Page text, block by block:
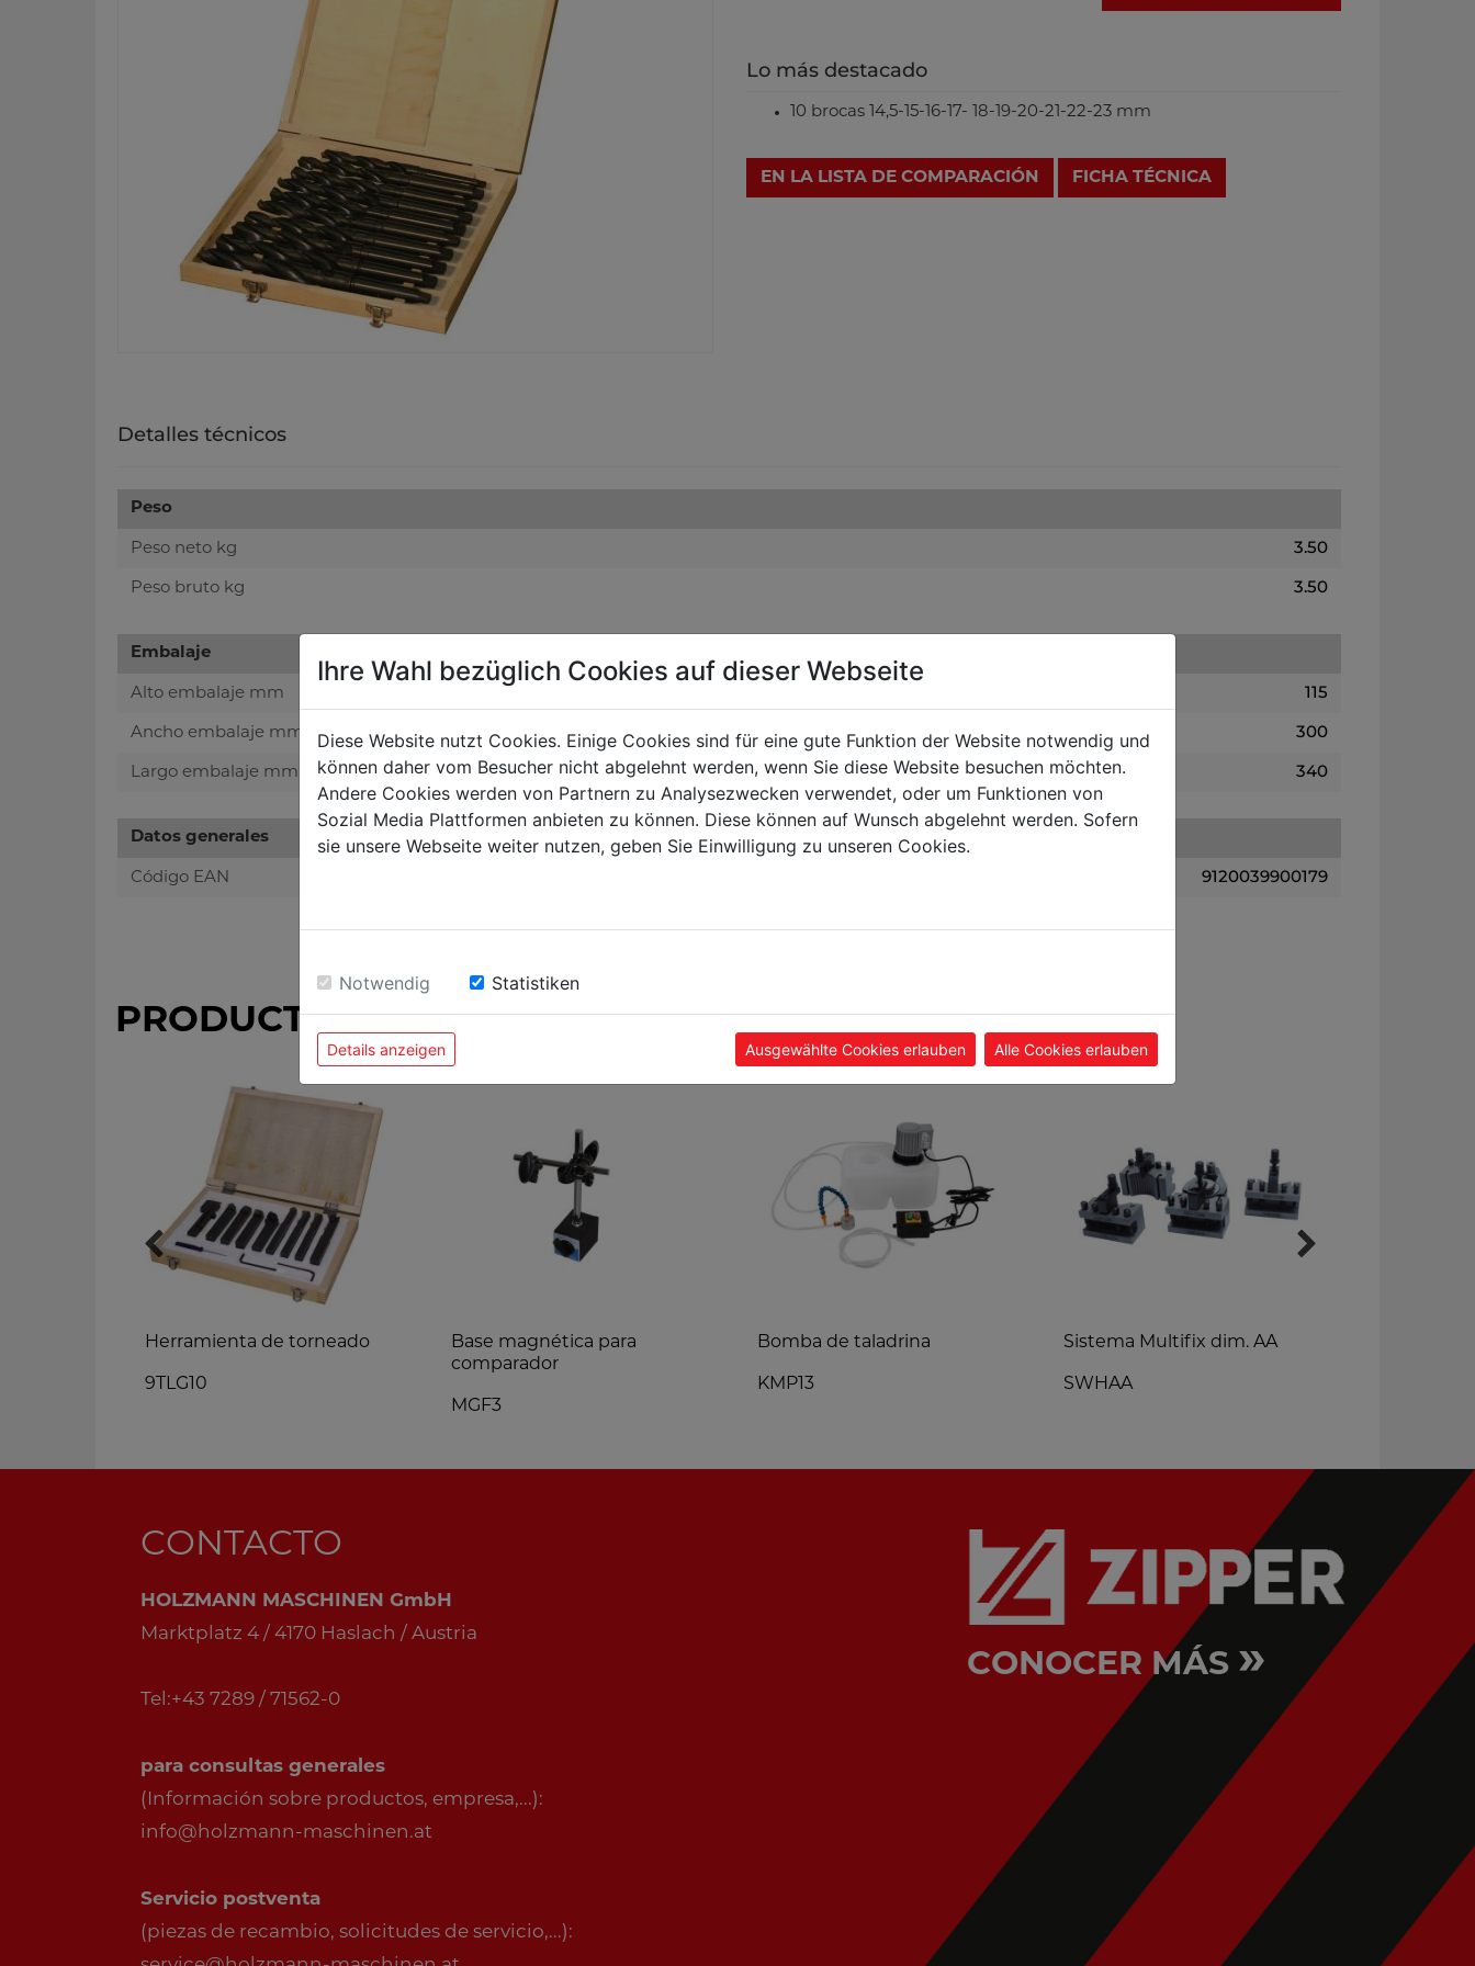
Lo más destacado
10 brocas 14,5-15-16-17- 18-19-20-21-22-23 mm
EN LA LISTA DE COMPARACIÓN FICHA TÉCNICA
Detalles técnicos
Peso
Peso neto kg 3.50
Peso bruto kg 3.50
Embalaje
Alto embalaje mm 115
Ancho embalaje mm 300
Largo embalaje mm 340
Datos generales
Código EAN 9120039900179
PRODUCTOS MÁS POPULARES
Herramienta de torneado
9TLG10
Base magnética para
comparador
MGF3
Bomba de taladrina
KMP13
Sistema Multifix dim. AA
SWHAA
CONTACTO
HOLZMANN MASCHINEN GmbH
Marktplatz 4 / 4170 Haslach / Austria
Tel:+43 7289 / 71562-0
para consultas generales
(Información sobre productos, empresa,...):
info@holzmann-maschinen.at
Servicio postventa
(piezas de recambio, solicitudes de servicio,...):
CONOCER MÁS »
Ihre Wahl bezüglich Cookies auf dieser Webseite
Diese Website nutzt Cookies. Einige Cookies sind für eine gute Funktion der Website notwendig und
können daher vom Besucher nicht abgelehnt werden, wenn Sie diese Website besuchen möchten.
Andere Cookies werden von Partnern zu Analysezwecken verwendet, oder um Funktionen von
Sozial Media Plattformen anbieten zu können. Diese können auf Wunsch abgelehnt werden. Sofern
sie unsere Webseite weiter nutzen, geben Sie Einwilligung zu unseren Cookies.
Notwendig Statistiken
Details anzeigen Ausgewählte Cookies erlauben Alle Cookies erlauben